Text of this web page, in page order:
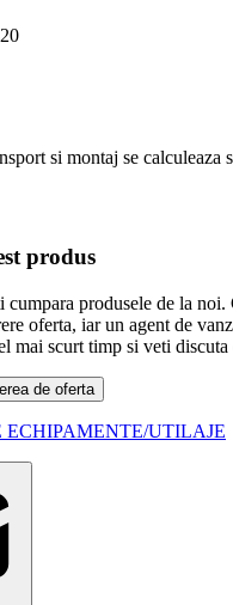
si montaj se calculeaza
produs
produsele de la noi.
oferta, iar un agent de
mai scurt timp si veti
de oferta
ECHIPAMENTE/UTILAJE